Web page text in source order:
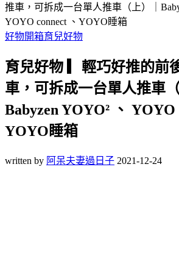
推車，可拆成一台單人推車（上）｜
YOYO connect 、YOYO睡箱
好物開箱育兒好物
育兒好物 ▎輕巧好推的前
車，可拆成一台單人推車（
Babyzen YOYO² 、 YOYO
YOYO睡箱
written by 阿呆夫妻過日子 2021-12-24